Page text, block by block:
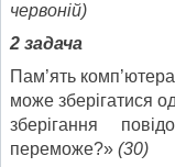
червоній)
2 задача
Пам’ять
може зберігатися
зберігання
переможе?» (30)